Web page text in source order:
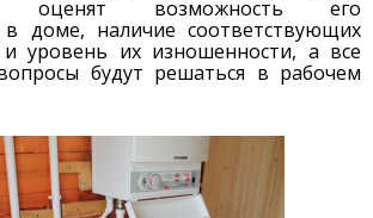
оценят возможность его
в доме, наличие соответствующих
уровень их изношенности, а все
будут решаться в рабочем